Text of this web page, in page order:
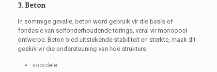
3. Beton
In sommige gevalle, beton word gebruik vir die basis of
fondasie van selfonderhoudende torings, veral vir monopool-
ontwerpe. Beton bied uitstekende stabiliteit en sterkte, maak dit
geskik vir die ondersteuning van hoë strukture.
voordele: